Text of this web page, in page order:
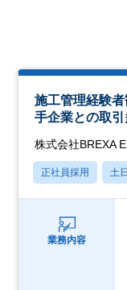
施工管理経験
手企業との取
株式会社BREXA
正社員採用 土
業務内容